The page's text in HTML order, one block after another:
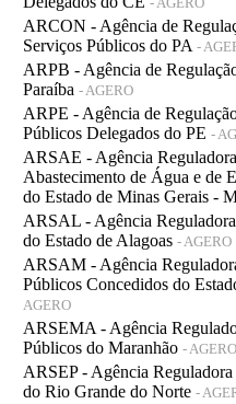
ARCON - Agência de
Serviços Públicos do PA -
ARPB - Agência de
Paraíba - AGERO
ARPE - Agência de
Públicos Delegados do PE -
ARSAE - Agência
Abastecimento de Água e de
do Estado de Minas Gerais -
ARSAL - Agência
do Estado de Alagoas - AGERO
ARSAM - Agência
Públicos Concedidos do
AGERO
ARSEMA - Agência
Públicos do Maranhão - AGERO
ARSEP - Agência
do Rio Grande do Norte -